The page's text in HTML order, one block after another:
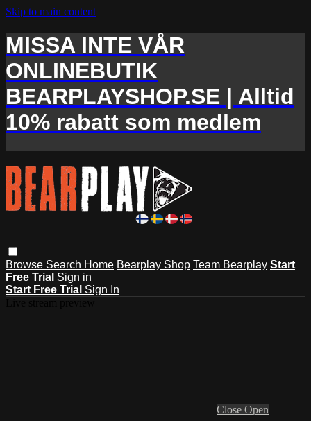
Skip to main content
MISSA INTE VÅR
ONLINEBUTIK
BEARPLAYSHOP.SE | Alltid
10% rabatt som medlem
Browse Search Home Bearplay Shop Team Bearplay Start
Free Trial Sign in
Start Free Trial Sign In
Close Open